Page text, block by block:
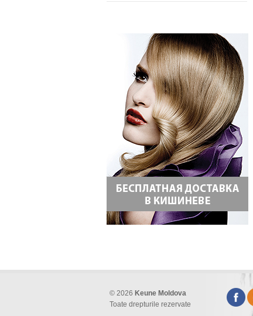
© 2026 Keune Moldova
Toate drepturile rezervate